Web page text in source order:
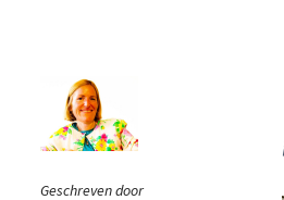
Geschreven door